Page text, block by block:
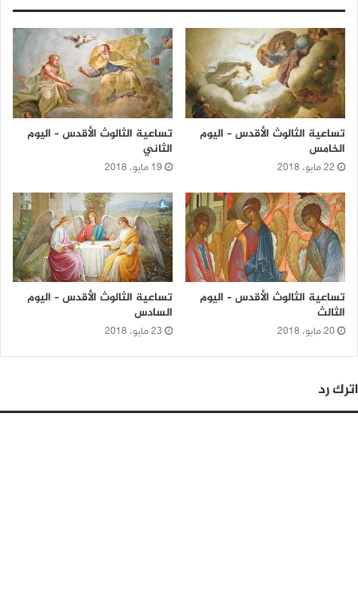
تساعية الثالوث الأقدس – اليوم
الخامس
22 مايو، 2018
تساعية الثالوث الأقدس – اليوم
الثاني
19 مايو، 2018
تساعية الثالوث الأقدس – اليوم
الثالث
20 مايو، 2018
تساعية الثالوث الأقدس – اليوم
السادس
23 مايو، 2018
اترك رد